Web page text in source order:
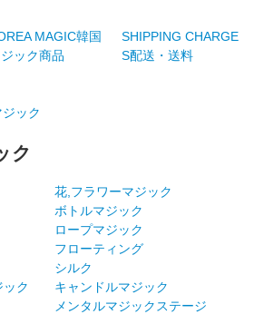
MAGIC韓国
ック商品
SHIPPING CHARGE
S配送・送料
ジマジック
マジック
花,フラワーマジック
ボトルマジック
ロープマジック
フローティング
シルク
ク
キャンドルマジック
メンタルマジックステージ